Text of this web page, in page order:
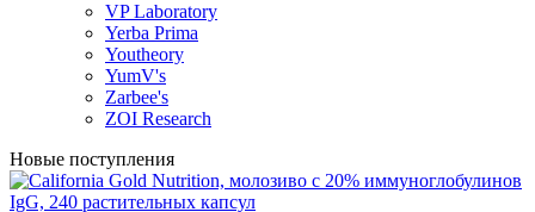
VP Laboratory
Yerba Prima
Youtheory
YumV's
Zarbee's
ZOI Research
Новые поступления